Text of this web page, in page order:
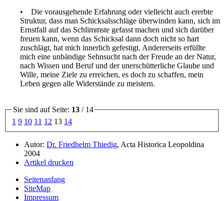
Die vorausgehende Erfahrung oder vielleicht auch ererbte
Struktur, dass man Schicksalsschläge überwinden kann, sich im
Ernstfall auf das Schlimmste gefasst machen und sich darüber
freuen kann, wenn das Schicksal dann doch nicht so hart
zuschlägt, hat mich innerlich gefestigt. Andererseits erfüllte
mich eine unbändige Sehnsucht nach der Freude an der Natur,
nach Wissen und Beruf und der unerschütterliche Glaube und
Wille, meine Ziele zu erreichen, es doch zu schaffen, mein
Leben gegen alle Widerstände zu meistern.
Sie sind auf Seite: 13 / 14
1 9 10 11 12 13 14
Autor: Dr. Friedhelm Thiedig, Acta Historica Leopoldina
2004
Artikel drucken
Seitenanfang
SiteMap
Impressum